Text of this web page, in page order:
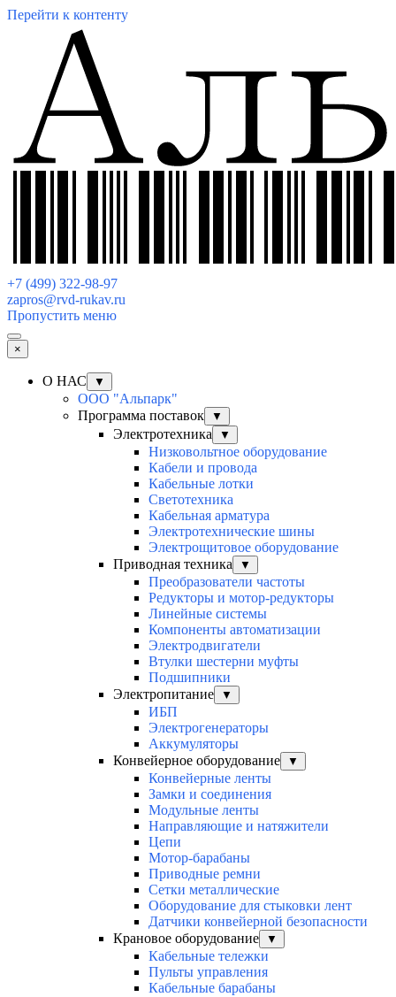
Перейти к контенту
+7 (499) 322-98-97
zapros@rvd-rukav.ru
Пропустить меню
×
О НАС ▼
ООО "Альпарк"
Программа поставок
▼
Электротехника ▼
Низковольтное оборудование
Кабели и провода
Кабельные лотки
Светотехника
Кабельная арматура
Электротехнические шины
Электрощитовое оборудование
Приводная техника
▼
Преобразователи частоты
Редукторы и мотор-редукторы
Линейные системы
Компоненты автоматизации
Электродвигатели
Втулки шестерни муфты
Подшипники
Электропитание
▼
ИБП
Электрогенераторы
Аккумуляторы
Конвейерное оборудование
▼
Конвейерные ленты
Замки и соединения
Модульные ленты
Направляющие и натяжители
Цепи
Мотор-барабаны
Приводные ремни
Сетки металлические
Оборудование для стыковки лент
Датчики конвейерной безопасности
Крановое оборудование
▼
Кабельные тележки
Пульты управления
Кабельные барабаны